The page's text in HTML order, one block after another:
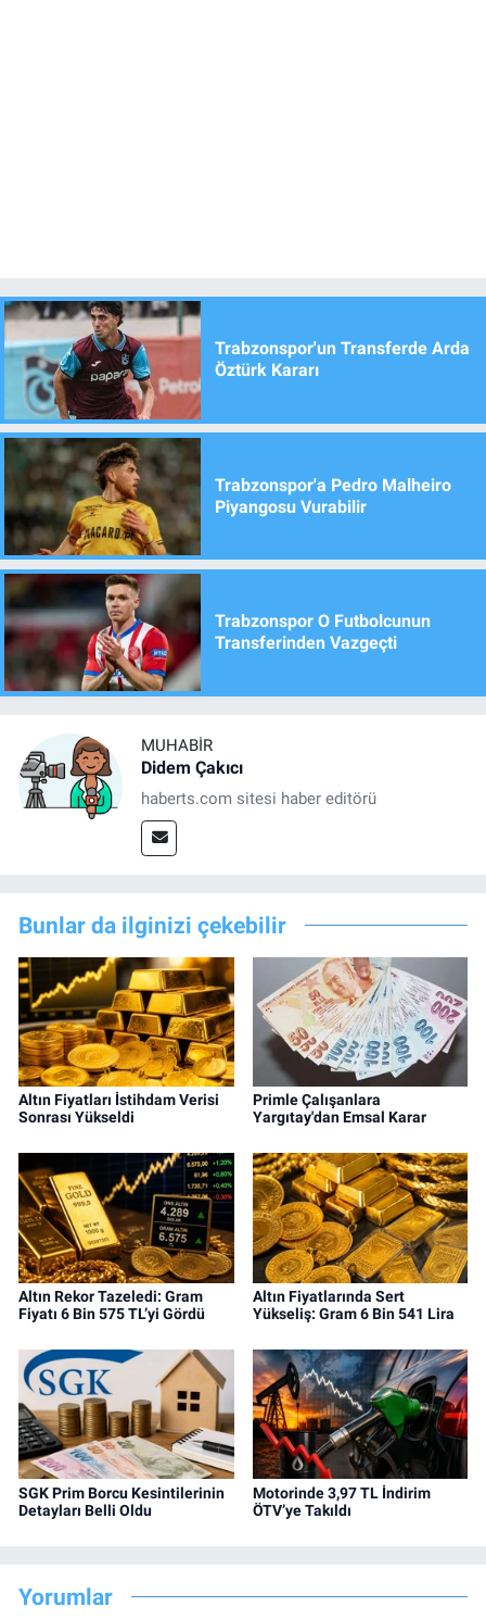
Trabzonspor'un Transferde Arda
Öztürk Kararı
Trabzonspor'a Pedro Malheiro
Piyangosu Vurabilir
Trabzonspor O Futbolcunun
Transferinden Vazgeçti
MUHABIR
Didem Çakıcı
haberts.com sitesi haber editörü
Bunlar da ilginizi çekebilir
Altın Fiyatları İstihdam Verisi
Sonrası Yükseldi
Primle Çalışanlara
Yargıtay'dan Emsal Karar
Altın Rekor Tazeledi: Gram
Fiyatı 6 Bin 575 TL’yi Gördü
Altın Fiyatlarında Sert
Yükseliş: Gram 6 Bin 541 Lira
SGK Prim Borcu Kesintilerinin
Detayları Belli Oldu
Motorinde 3,97 TL İndirim
ÖTV’ye Takıldı
Yorumlar